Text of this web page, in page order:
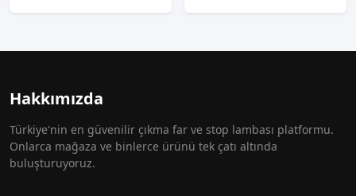
Hakkımızda
Türkiye'nin en güvenilir çıkma far ve stop lambası platformu.
Onlarca mağaza ve binlerce ürünü tek çatı altında
buluşturuyoruz.